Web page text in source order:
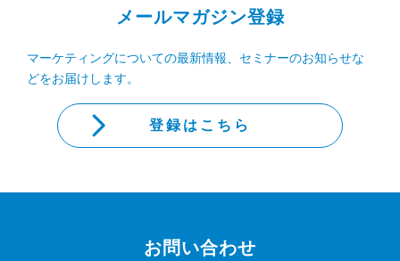
メールマガジン登録
マーケティングについての最新情報、セミナーのお知らせな
どをお届けします。
登録はこちら
お問い合わせ